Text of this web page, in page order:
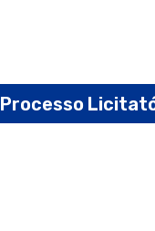
Processo